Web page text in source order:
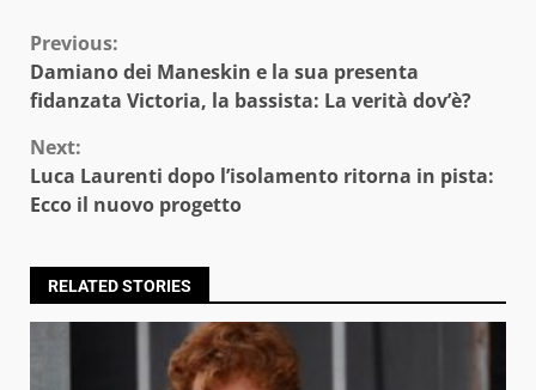
Continue
Reading
Previous:
Damiano dei Maneskin e la sua presenta
fidanzata Victoria, la bassista: La verità dov’è?
Next:
Luca Laurenti dopo l’isolamento ritorna in pista:
Ecco il nuovo progetto
RELATED STORIES